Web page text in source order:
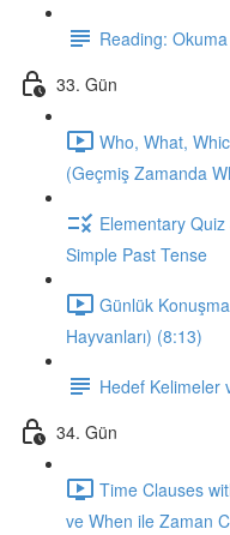
Reading: Okuma
33. Gün
Who, What,
(Geçmiş Zamanda
Elementary
Simple Past Tense
Günlük
Hayvanları) (8:13)
Hedef Kelimeler
34. Gün
Time Clauses
ve When ile Zaman